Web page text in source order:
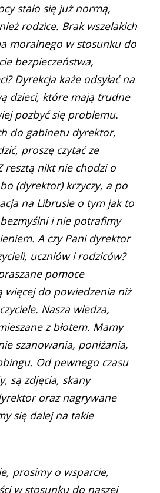
stało się już normą,
rodzice. Brak wszelakich
moralnego w stosunku do
bezpieczeństwa,
Dyrekcja każe odsyłać na
dzieci, które mają trudne
pozbyć się problemu.
do gabinetu dyrektor,
proszę czytać ze
resztą nikt nie chodzi o
(dyrektor) krzyczy, a po
na Librusie o tym jak to
i nie potrafimy
A czy Pani dyrektor
uczniów i rodziców?
pomoce
więcej do powiedzenia niż
Nasza wiedza,
z błotem. Mamy
szanowania, poniżania,
Od pewnego czasu
są zdjęcia, skany
oraz nagrywane
się dalej na takie
prosimy o wsparcie,
w stosunku do naszej